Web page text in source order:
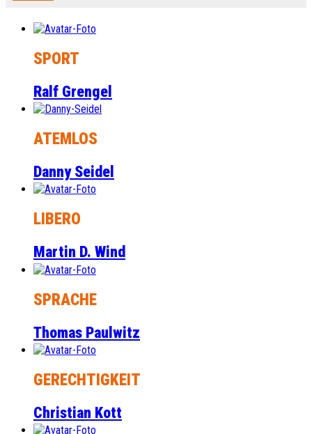
SPORT
Ralf Grengel
ATEMLOS
Danny Seidel
LIBERO
Martin D. Wind
SPRACHE
Thomas Paulwitz
GERECHTIGKEIT
Christian Kott